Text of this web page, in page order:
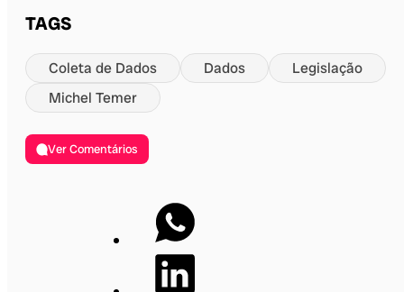
TAGS
Coleta de Dados Dados
Legislação
Michel Temer
Ver Comentários